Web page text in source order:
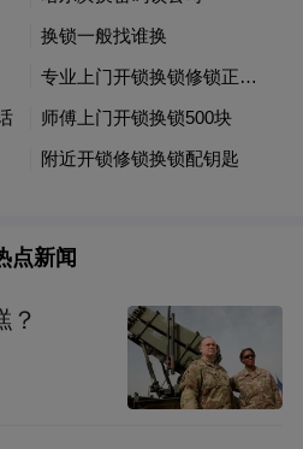
包括微型、轻型无人驾
容(包括在内的视频、图片或音
平台“大风号”用户上传并发
储空间服务。
点新闻
？